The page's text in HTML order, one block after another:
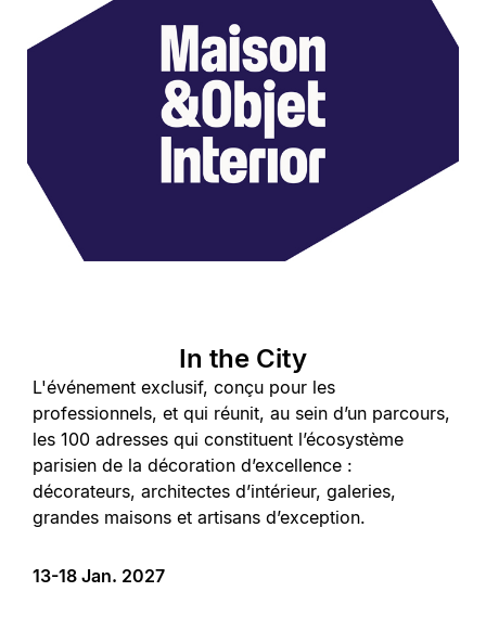
In the City
L'événement exclusif, conçu pour les
professionnels, et qui réunit, au sein d’un parcours,
les 100 adresses qui constituent l’écosystème
parisien de la décoration d’excellence :
décorateurs, architectes d’intérieur, galeries,
grandes maisons et artisans d’exception.
13-18 Jan. 2027